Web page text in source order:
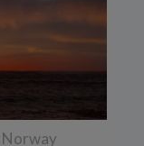
Norway